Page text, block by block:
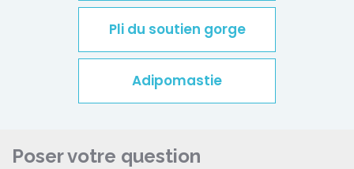
Pli du soutien gorge
Adipomastie
Poser votre question